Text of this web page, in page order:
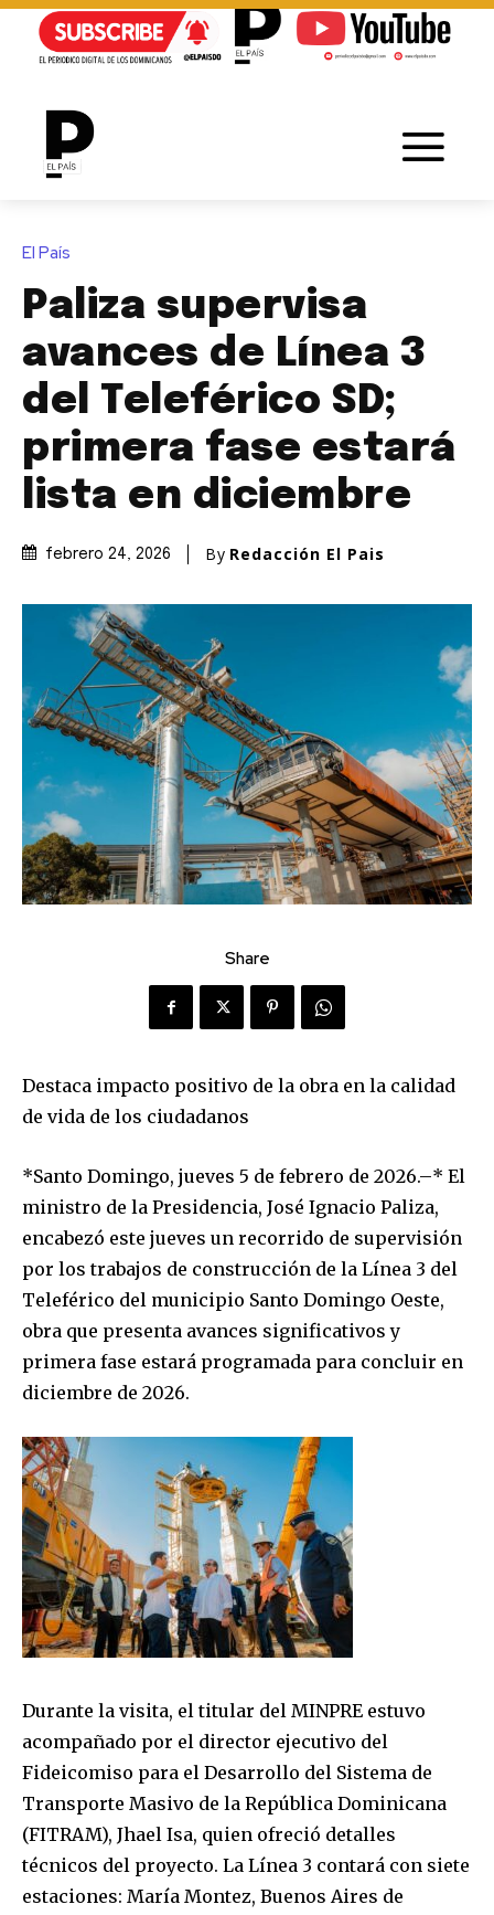
El País
Paliza supervisa
avances de Línea 3
del Teleférico SD;
primera fase estará
lista en diciembre
febrero 24, 2026 By Redacción El Pais
Share
Destaca impacto positivo de la obra en la calidad
de vida de los ciudadanos
*Santo Domingo, jueves 5 de febrero de 2026.–* El
ministro de la Presidencia, José Ignacio Paliza,
encabezó este jueves un recorrido de supervisión
por los trabajos de construcción de la Línea 3 del
Teleférico del municipio Santo Domingo Oeste,
obra que presenta avances significativos y
primera fase estará programada para concluir en
diciembre de 2026.
Durante la visita, el titular del MINPRE estuvo
acompañado por el director ejecutivo del
Fideicomiso para el Desarrollo del Sistema de
Transporte Masivo de la República Dominicana
(FITRAM), Jhael Isa, quien ofreció detalles
técnicos del proyecto. La Línea 3 contará con siete
estaciones: María Montez, Buenos Aires de